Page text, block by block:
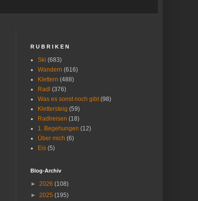
R U B R I K E N
Ski (683)
Wandern (616)
Klettern (488)
Radl (376)
Was es sonst noch gibt (98)
Klettersteig (59)
Radlreisen (18)
1. Begehungen (12)
Über mich (6)
Eis (5)
Blog-Archiv
► 2026 (108)
► 2025 (195)